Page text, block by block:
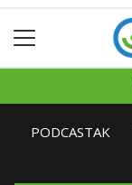
PODCASTAK